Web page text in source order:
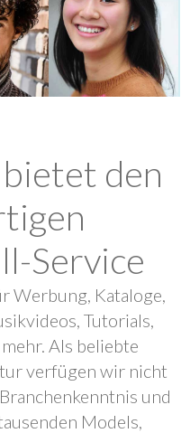
den
Service
Kataloge,
Tutorials,
Als beliebte
verfügen wir nicht
und
Models,